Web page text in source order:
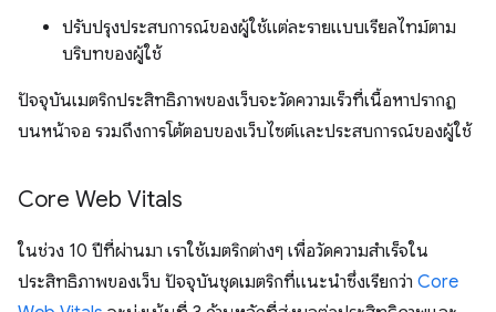
ปรับปรุงประสบการณ์ของผู้ใช้แต่ละรายแบบเรียลไทม์ตาม
บริบทของผู้ใช้
ปัจจุบันเมตริกประสิทธิภาพของเว็บจะวัดความเร็วที่เนื้อหาปรากฏ
บนหน้าจอ รวมถึงการโต้ตอบของเว็บไซต์และประสบการณ์ของผู้ใช้
Core Web Vitals
ในช่วง 10 ปีที่ผ่านมา เราใช้เมตริกต่างๆ เพื่อวัดความสําเร็จใน
ประสิทธิภาพของเว็บ ปัจจุบันชุดเมตริกที่แนะนําซึ่งเรียกว่า Core